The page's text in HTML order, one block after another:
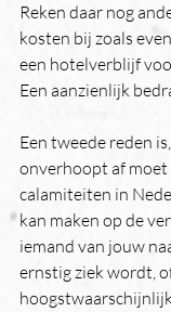
Reken daar nog
kosten bij zoals
een hotelverblijf
Een aanzienlijk
Een tweede reden
onverhoopt af moet
calamiteiten in
kan maken op de
iemand van jouw
ernstig ziek wordt,